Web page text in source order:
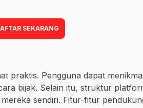
SEKARANG
praktis. Pengguna dapat
bijak. Selain itu, struktur
sendiri. Fitur-fitur